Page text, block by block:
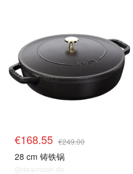
€168.55 €249.00
28 cm 铸铁锅
@dealmoon.de